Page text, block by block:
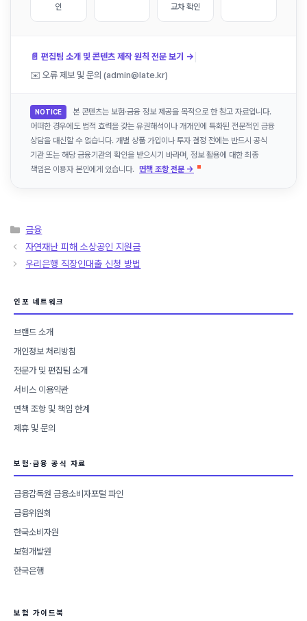
인
교차 확인
📄 편집팀 소개 및 콘텐츠 제작 원칙 전문 보기 → |
✉️ 오류 제보 및 문의 (admin@late.kr)
NOTICE
본 콘텐츠는 보험·금융 정보 제공을 목적으로 한 참고 자료입니다.
어떠한 경우에도 법적 효력을 갖는 유권해석이나 개개인에 특화된 전문적인 금융
상담을 대신할 수 없습니다. 개별 상품 가입이나 투자 결정 전에는 반드시 공식
기관 또는 해당 금융기관의 확인을 받으시기 바라며, 정보 활용에 대한 최종
책임은 이용자 본인에게 있습니다. 면책 조항 전문 →
카
테
리
금융
자연재난 피해 소상공인 지원금
우리은행 직장인대출 신청 방법
인포 네트워크
브랜드 소개
개인정보 처리방침
전문가 및 편집팀 소개
서비스 이용약관
면책 조항 및 책임 한계
제휴 및 문의
보험·금융 공식 자료
금융감독원 금융소비자포털 파인
금융위원회
한국소비자원
보험개발원
한국은행
보험 가이드북